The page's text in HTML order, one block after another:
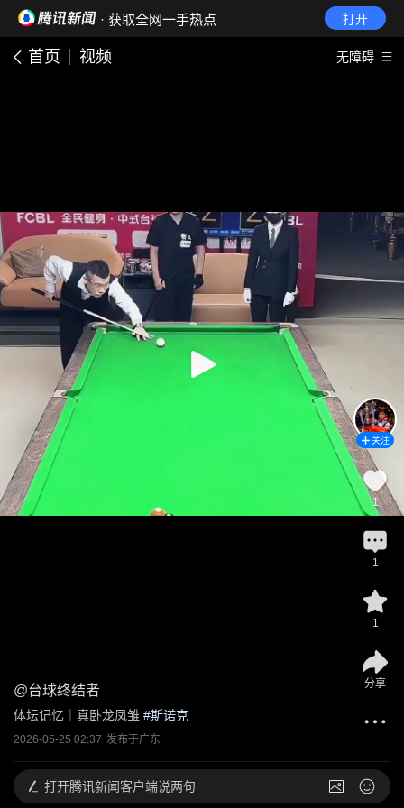
· 获取全网一手热点 打开
首页 视频 无障碍
@台球终结者
体坛记忆｜真卧龙凤雏 #斯诺克
2026-05-25 02:37 发布于广东
关注
1
1
1
分享
打开腾讯新闻客户端说两句